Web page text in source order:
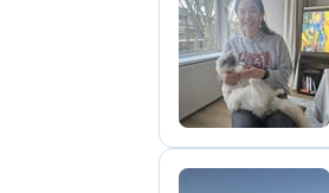
Y